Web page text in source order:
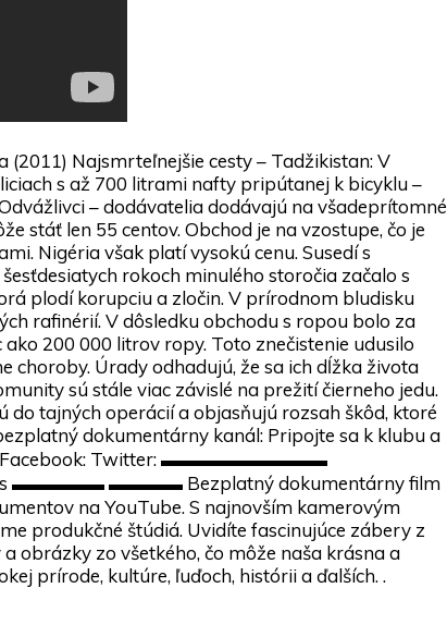
(2011) Najsmrteľnejšie cesty – Tadžikistan: V
s až 700 litrami nafty pripútanej k bicyklu –
– dodávatelia dodávajú na všadeprítomné
stáť len 55 centov. Obchod je na vzostupe, čo je
Nigéria však platí vysokú cenu. Susedí s
rokoch minulého storočia začalo s
plodí korupciu a zločin. V prírodnom bludisku
rafinérií. V dôsledku obchodu s ropou bolo za
200 000 litrov ropy. Toto znečistenie udusilo
Úrady odhadujú, že sa ich dĺžka života
sú stále viac závislé na prežití čierneho jedu.
tajných operácií a objasňujú rozsah škôd, ktoré
dokumentárny kanál: Pripojte sa k klubu a
Facebook: Twitter: ▬▬▬▬▬▬▬▬▬
▬▬▬▬▬ ▬▬▬▬ Bezplatný dokumentárny film
na YouTube. S najnovším kamerovým
produkčné štúdiá. Uvidíte fascinujúce zábery z
obrázky zo všetkého, čo môže naša krásna a
prírode, kultúre, ľuďoch, histórii a ďalších. .